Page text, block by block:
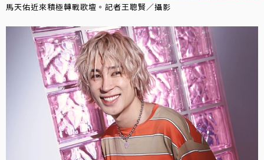
馬天佑近來積極轉戰歌壇。記者王聰賢／攝影